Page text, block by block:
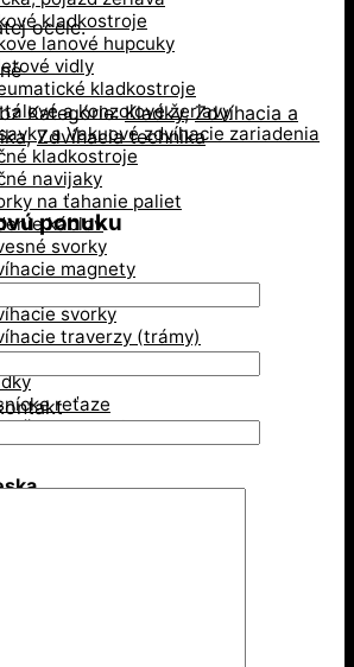
kladkostroje
lanové hupcuky
vidly
kladkostroje
a konzolové žeriavy
a Vakuové zdvíhacie zariadenia
kladkostroje
navijaky
na ťahanie paliet
káblov
svorky
magnety
stoly
svorky
traverzy (trámy)
reťaze
na lano
ocele.
Kategórie:Kladky,Zdvíhacia a
,Zdvíhacia technika
ponuku